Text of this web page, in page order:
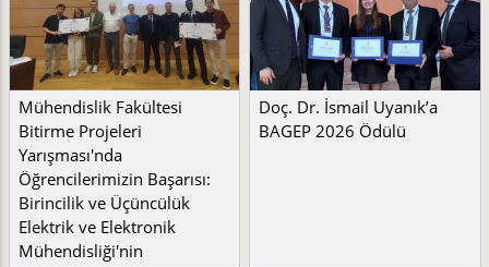
Mühendislik Fakültesi
Bitirme Projeleri
Yarışması'nda
Öğrencilerimizin Başarısı:
Birincilik ve Üçüncülük
Elektrik ve Elektronik
Mühendisliği'nin
Doç. Dr. İsmail Uyanık’a
BAGEP 2026 Ödülü